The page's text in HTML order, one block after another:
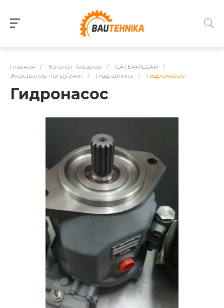
Главная / Каталог товаров / CATERPILLAR
/
Экскаватор погрузчик
/ Гидравлика / Гидронасос
Гидронасос